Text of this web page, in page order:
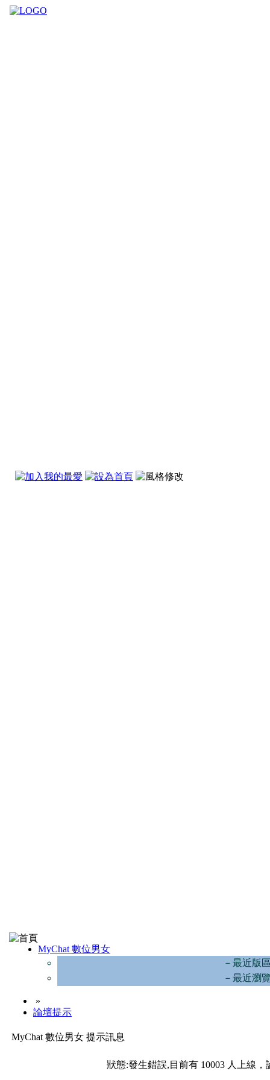
MyChat 數位男女
－最近版
－最近瀏
»
論壇提示
MyChat 數位男女 提示訊息
狀態:發生錯誤,目前有 10003 人上線